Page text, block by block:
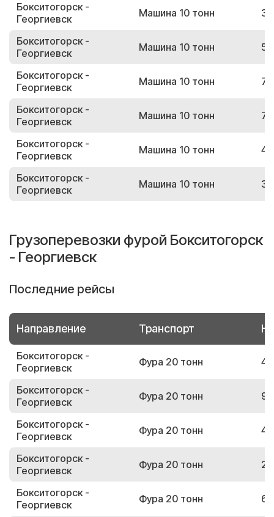
Бокситогорск -
Георгиевск
Машина 10 тонн
Бокситогорск -
Георгиевск
Машина 10 тонн
Бокситогорск -
Георгиевск
Машина 10 тонн
Бокситогорск -
Георгиевск
Машина 10 тонн
Бокситогорск -
Георгиевск
Машина 10 тонн
Бокситогорск -
Георгиевск
Машина 10 тонн
Грузоперевозки фурой Бокситогорск
- Георгиевск
Последние рейсы
Направление Транспорт
Бокситогорск -
Георгиевск
Фура 20 тонн
Бокситогорск -
Георгиевск
Фура 20 тонн
Бокситогорск -
Георгиевск
Фура 20 тонн
Бокситогорск -
Георгиевск
Фура 20 тонн
Бокситогорск -
Георгиевск
Фура 20 тонн